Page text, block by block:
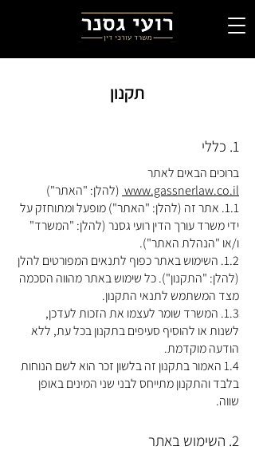
תקנון
1. כללי
ברוכים הבאים לאתר
www.gassnerlaw.co.il (להלן: "האתר")
1.1. אתר זה (להלן: "האתר") מופעל ומתוחזק על
ידי משרד עורך הדין רועי גסנר (להלן: "המשרד"
ו/או "הנהלת האתר").
1.2. השימוש באתר כפוף לתנאים המפורטים להלן
(להלן: "התקנון"). כל שימוש באתר מהווה הסכמה
מצד המשתמש לתנאי התקנון.
1.3. המשרד שומר לעצמו את הזכות לעדכן,
לשנות או להוסיף סעיפים בתקנון בכל עת, ללא
הודעה מוקדמת.
1.4 האמור בתקנון זה בלשון זכר הוא לשם הנוחות
בלבד והתקנון מתייחס לבני שני המינים באופן
שווה.
2. השימוש באתר